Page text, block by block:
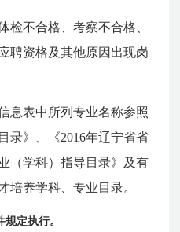
检不合格、考察不合格、
聘资格及其他原因出现岗
息表中所列专业名称参照
录》、《2016年辽宁省省
（学科）指导目录》及有
培养学科、专业目录。
定执行。